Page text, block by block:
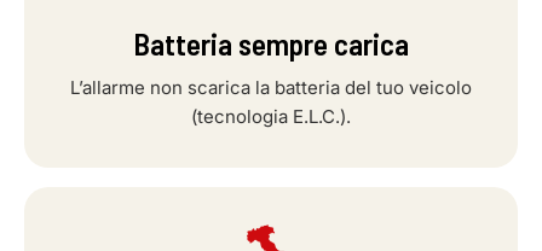
Batteria sempre carica
L’allarme non scarica la batteria del tuo veicolo
(tecnologia E.L.C.).